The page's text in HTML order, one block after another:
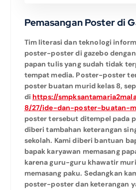
Pemasangan Poster di
Tim literasi dan teknologi
poster-poster di gazebo
papan tulis yang sudah tidak
tempat media. Poster-poster
poster buatan murid kelas 8,
di https://
8/27/ide-dan-poster-buatan-
poster tersebut ditempel pada
diberi tambahan keterangan
sekolah. Kami diberi bantuan
bapak karyawan memasang
karena guru-guru khawatir
memasang paku. Sedangkan
poster-poster dan keterangan